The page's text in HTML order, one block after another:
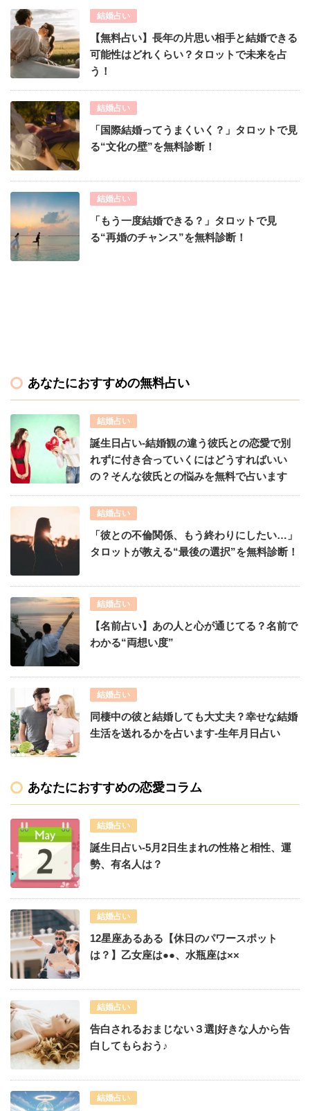
結婚占い
【無料占い】長年の片思い相手と結婚できる
可能性はどれくらい？タロットで未来を占
う！
結婚占い
「国際結婚ってうまくいく？」タロットで見
る“文化の壁”を無料診断！
結婚占い
「もう一度結婚できる？」タロットで見
る“再婚のチャンス”を無料診断！
あなたにおすすめの無料占い
結婚占い
誕生日占い-結婚観の違う彼氏との恋愛で別
れずに付き合っていくにはどうすればいい
の？そんな彼氏との悩みを無料で占います
結婚占い
「彼との不倫関係、もう終わりにしたい…」
タロットが教える“最後の選択”を無料診断！
結婚占い
【名前占い】あの人と心が通じてる？名前で
わかる“両想い度”
結婚占い
同棲中の彼と結婚しても大丈夫？幸せな結婚
生活を送れるかを占います-生年月日占い
あなたにおすすめの恋愛コラム
結婚占い
誕生日占い-5月2日生まれの性格と相性、運
勢、有名人は？
結婚占い
12星座あるある【休日のパワースポット
は？】乙女座は●●、水瓶座は××
結婚占い
告白されるおまじない３選|好きな人から告
白してもらおう♪
結婚占い